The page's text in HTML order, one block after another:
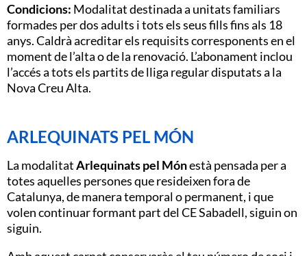
Condicions: Modalitat destinada a unitats familiars
formades per dos adults i tots els seus fills fins als 18
anys. Caldrà acreditar els requisits corresponents en el
moment de l’alta o de la renovació. L’abonament inclou
l’accés a tots els partits de lliga regular disputats a la
Nova Creu Alta.
ARLEQUINATS PEL MÓN
La modalitatArlequinats pel Mónestà pensada per a
totes aquelles persones que resideixen fora de
Catalunya, de manera temporal o permanent, i que
volen continuar formant part del CE Sabadell, siguin on
siguin.